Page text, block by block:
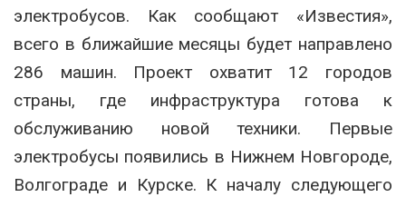
электробусов. Как сообщают «Известия»,
всего в ближайшие месяцы будет направлено
286 машин. Проект охватит 12 городов
страны, где инфраструктура готова к
обслуживанию новой техники. Первые
электробусы появились в Нижнем Новгороде,
Волгограде и Курске. К началу следующего